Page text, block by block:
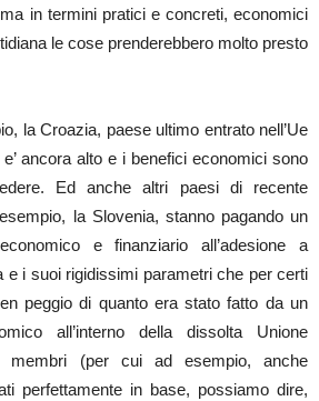
in termini pratici e concreti, economici
le cose prenderebbero molto presto
la Croazia, paese ultimo entrato nell’Ue
ancora alto e i benefici economici sono
Ed anche altri paesi di recente
la Slovenia, stanno pagando un
e finanziario all’adesione a
e i suoi rigidissimi parametri che per certi
peggio di quanto era stato fatto da un
all’interno della dissolta Unione
membri (per cui ad esempio, anche
perfettamente in base, possiamo dire,